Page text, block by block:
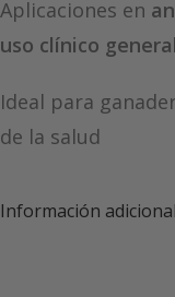
Aplicaciones en
uso clínico general
Ideal para
de la salud
Información adicional